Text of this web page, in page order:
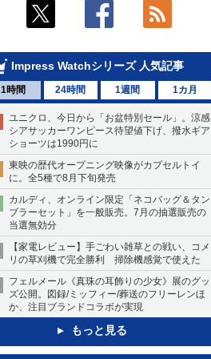
Impress Watchシリーズ 人気記事
1時間 24時間 1週間 1カ月
ユニクロ、今日から「お盆特別セール」。涼感
シアサッカーワンピース待望値下げ、撥水ギア
ショーツは1990円に
東映の歴代オープニング映像がカプセルトイ
に。全5種で8月下旬発売
カルディ、オンライン限定「ネコバッグ＆タン
ブラーセット」を一般販売。7月の抽選販売の
当選無効分
【家電レビュー】手ごわい雑草との戦い、コメ
リの草刈機で完全勝利 掃除機感覚で使えた
フェルメール《真珠の耳飾りの少女》展のグッ
ズ公開。図録/ミッフィー/葬送のフリーレンほ
か、注目ブランドコラボが実現
もっと見る